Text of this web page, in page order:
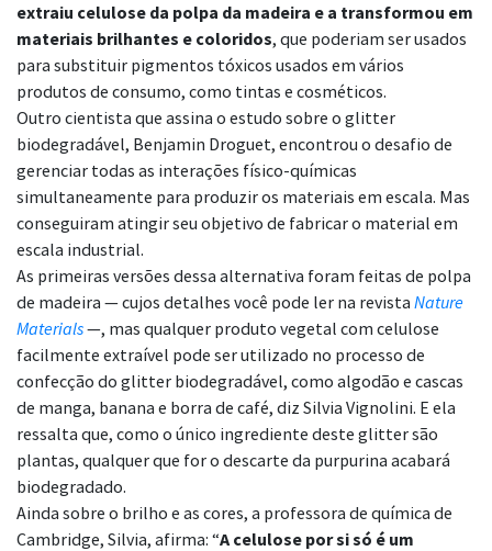
extraiu celulose da polpa da madeira e a transformou em
materiais brilhantes e coloridos, que poderiam ser usados
para substituir pigmentos tóxicos usados em vários
produtos de consumo, como tintas e cosméticos.
Outro cientista que assina o estudo sobre o glitter
biodegradável, Benjamin Droguet, encontrou o desafio de
gerenciar todas as interações físico-químicas
simultaneamente para produzir os materiais em escala. Mas
conseguiram atingir seu objetivo de fabricar o material em
escala industrial.
As primeiras versões dessa alternativa foram feitas de polpa
de madeira — cujos detalhes você pode ler na revista Nature
Materials—, mas qualquer produto vegetal com celulose
facilmente extraível pode ser utilizado no processo de
confecção do glitter biodegradável, como algodão e cascas
de manga, banana e borra de café, diz Silvia Vignolini. E ela
ressalta que, como o único ingrediente deste glitter são
plantas, qualquer que for o descarte da purpurina acabará
biodegradado.
Ainda sobre o brilho e as cores, a professora de química de
Cambridge, Silvia, afirma: “A celulose por si só é um